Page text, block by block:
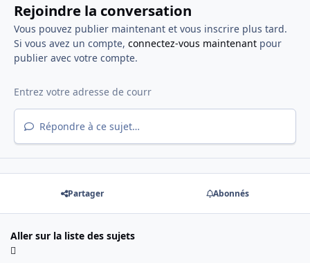
Rejoindre la conversation
Vous pouvez publier maintenant et vous inscrire plus tard.
Si vous avez un compte, connectez-vous maintenantpour
publier avec votre compte.
Répondre à ce sujet…
Partager Abonnés
Aller sur la liste des sujets